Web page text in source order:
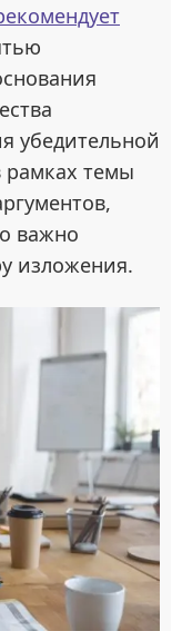
убедительной
рамках темы
важно
изложения.